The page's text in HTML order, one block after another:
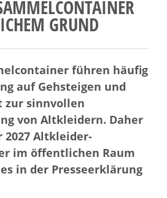
GRUND
führen häufig
auf Gehsteigen und
zur sinnvollen
von Altkleidern. Daher
2027 Altkleider-
im öffentlichen Raum
in der Presseerklärung